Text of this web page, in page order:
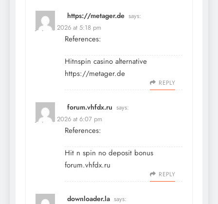
https://metager.de says:
July 13, 2026 at 5:18 pm
References:
Hitnspin casino alternative
https://metager.de
REPLY
forum.vhfdx.ru says:
July 13, 2026 at 6:07 pm
References:
Hit n spin no deposit bonus
forum.vhfdx.ru
REPLY
downloader.la says: